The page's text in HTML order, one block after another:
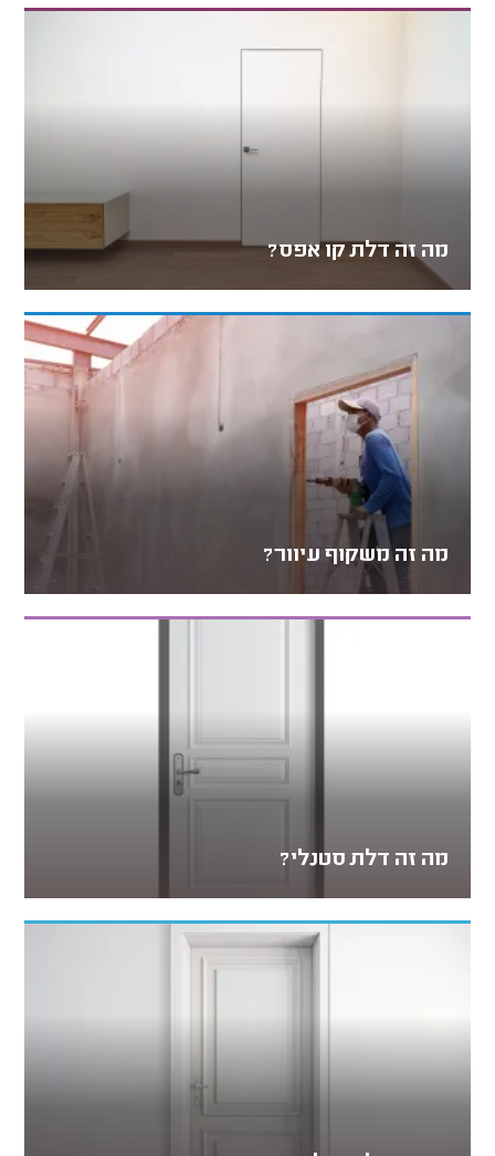
מה זה דלת קו אפס?
מה זה משקוף עיוור?
מה זה דלת סטנלי?